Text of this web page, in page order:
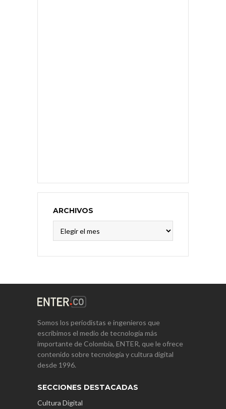
ARCHIVOS
Somos los periodistas e ingenieros que
escribimos el medio de tecnología más
importante de Colombia, ENTER, que le ofrece
contenido sobre tecnología y cultura digital
desde 1996.
SECCIONES DESTACADAS
Cultura Digital